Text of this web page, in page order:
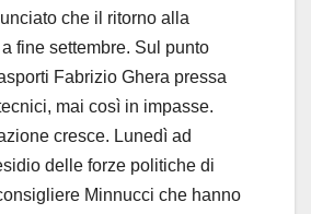
che il ritorno alla
fine settembre. Sul punto
Fabrizio Ghera pressa
mai così in impasse.
cresce. Lunedì ad
delle forze politiche di
Minnucci che hanno